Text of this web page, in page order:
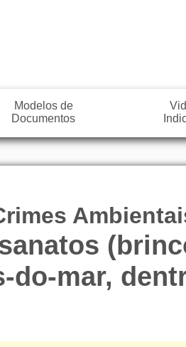
Modelos de
Documentos
do-mar,